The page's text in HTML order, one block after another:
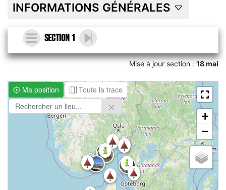
INFORMATIONS GÉNÉRALES
Section 1
Mise à jour section :18 mai
Ma position Toute la trace
+
−